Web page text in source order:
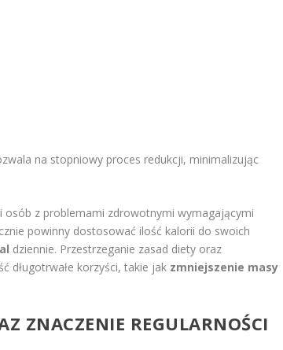
na stopniowy proces redukcji, minimalizując
osób z problemami zdrowotnymi wymagającymi
powinny dostosować ilość kalorii do swoich
dziennie. Przestrzeganie zasad diety oraz
długotrwałe korzyści, takie jak zmniejszenie masy
ZNACZENIE REGULARNOŚCI